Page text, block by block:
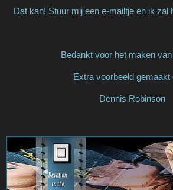
Dat kan! Stuur mij een e-mailtje en ik zal
Bedankt voor het maken
Extra voorbeeld gemaakt
Dennis Robinson